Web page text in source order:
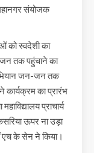
संयोजक
को स्वदेशी का
तक पहुंचाने का
जन-जन तक
कार्यक्रम का प्रारंभ
प्राचार्य
ऊपर ना उड़ा
के सेन ने किया।